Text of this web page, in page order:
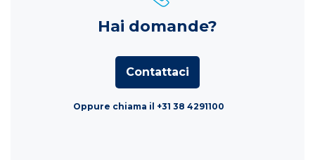
Hai domande?
Contattaci
Oppure chiama il +31 38 4291100